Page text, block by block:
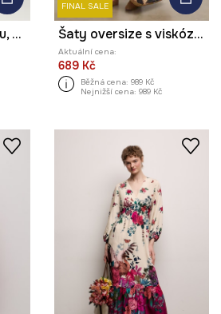
Šaty mini, s viskózou, hladký povrch tyrkysová barva
FINAL SALE
Šaty oversize s viskózou
Aktuální cena:
689 Kč
Běžná cena: 989 Kč
Nejnižší cena: 989 Kč